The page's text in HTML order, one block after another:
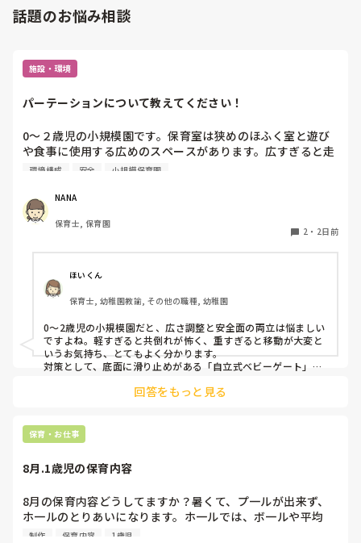
話題のお悩み相談
施設・環境
パーテーションについて教えてください！
0〜２歳児の小規模園です。保育室は狭めのほふく室と遊び
や食事に使用する広めのスペースがあります。広すぎると走
り回ったりして落ち着かないので、活動によってパーテーシ
うな素材で軽いので、ちょっと体が当たると倒れたり、つか
まり立ちが不安定な子にとっては共倒れになったりで危険で
す。かと言って固定してしまうと活動によって柔軟に移動す
しっかりした重いものを置いていましたが、移動が大変で使
い勝手が悪く、子どもがぶつかって倒れた時に怖い思いをし
ました。
皆さんの園ではどんなもので工夫されていますか？
環境構成 安全 小規模保育園
NANA
保育士, 保育園
2 ・ 2日前
ほいくん
保育士, 幼稚園教諭, その他の職種, 幼稚園
0〜2歳児の小規模園だと、広さ調整と安全面の両立は悩ましい
ですよね。軽すぎると共倒れが怖く、重すぎると移動が大変と
いうお気持ち、とてもよく分かります。
対策として、底面に滑り止めがある「自立式ベビーゲート」な
た、ストッパー付きキャスターをつけたロー棚を仕切りにすれ
り、脚元に水入りペットボトルなどの重りを付けて補強してみ
てくださいね。安全で使いやすい方法が見つかるよう応援して
回答をもっと見る
保育・お仕事
8月.1歳児の保育内容
8月の保育内容どうしてますか？暑くて、プ一ルが出来ず、
ホ一ルのとりあいになります。ホ一ルでは、ボ一ルや平均
台、風船で遊んでいます。製作で、うちわや望遠鏡や風鈴🎐
制作 保育内容 1歳児